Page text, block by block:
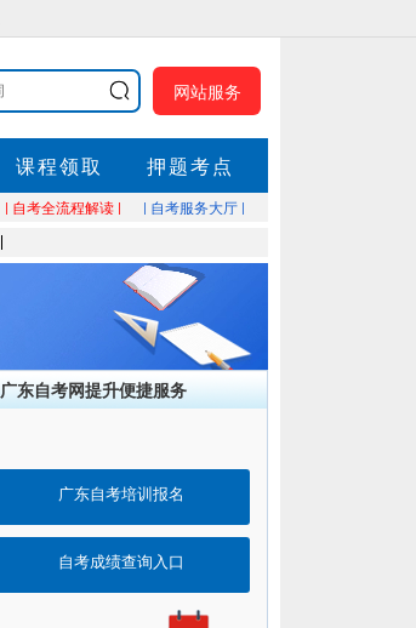
网站服务
课程领取 押题考点
| 自考全流程解读 | | 自考服务大厅 |
广东自考网提升便捷服务
广东自考培训报名
自考成绩查询入口